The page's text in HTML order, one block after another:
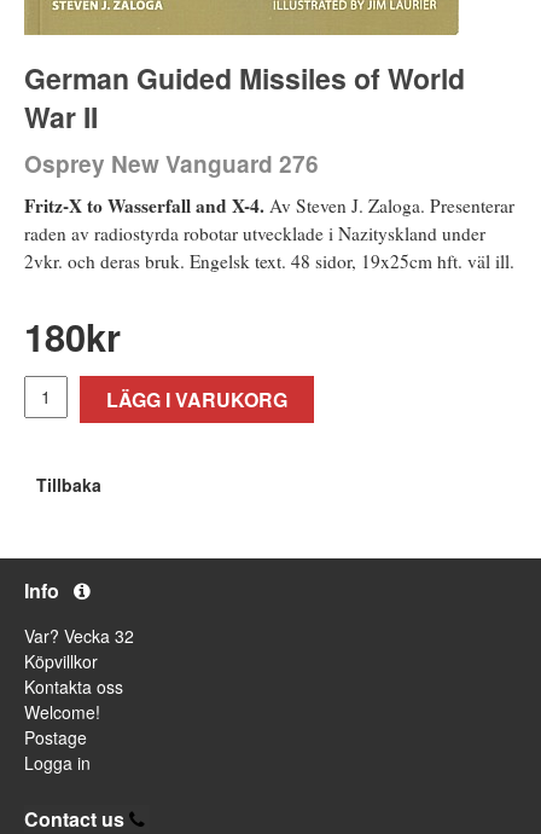
German Guided Missiles of World
War II
Osprey New Vanguard 276
Fritz-X to Wasserfall and X-4. Av Steven J. Zaloga. Presenterar
raden av radiostyrda robotar utvecklade i Nazityskland under
2vkr. och deras bruk. Engelsk text. 48 sidor, 19x25cm hft. väl ill.
180kr
LÄGG I VARUKORG
Tillbaka
Info
Var? Vecka 32
Köpvillkor
Kontakta oss
Welcome!
Postage
Logga in
Contact us